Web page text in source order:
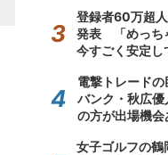
登録者60万超
発表 「めっち
今すごく安定し
電撃トレード
バンク・秋広
の方が出場機
女子ゴルフの鶴